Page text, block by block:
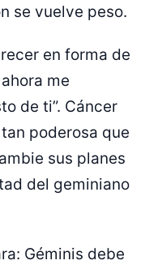
se vuelve peso.
en forma de
me
de ti”. Cáncer
poderosa que
sus planes
del geminiano
Géminis debe